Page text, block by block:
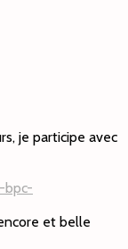
je participe avec
bpc-
et belle